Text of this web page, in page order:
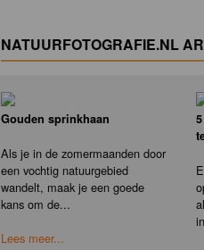
NATUURFOTOGRAFIE.NL
Gouden sprinkhaan
Als je in de zomermaanden door
een vochtig natuurgebied
wandelt, maak je een goede
kans om de...
Lees meer...